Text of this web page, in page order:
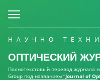
НАУЧНО-
ОПТИЧЕСКИЙ
Полнотекстовый перевод журнала
Group под названием “Journal of